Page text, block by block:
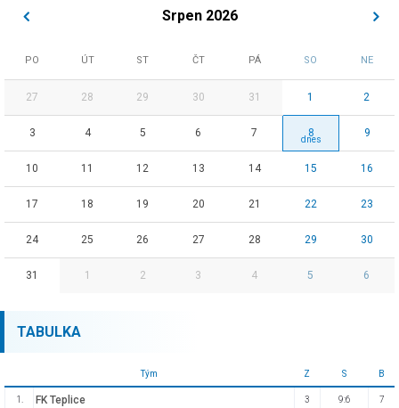
Srpen 2026
PO ÚT ST ČT PÁ SO NE
27 28 29 30 31 1 2
3 4 5 6 7 8 9
10 11 12 13 14 15 16
17 18 19 20 21 22 23
24 25 26 27 28 29 30
31 1 2 3 4 5 6
TABULKA
Tým Z S B
1. FK Teplice 3 9:6 7